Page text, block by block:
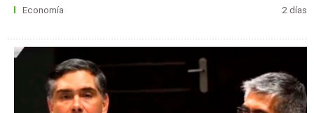
Economía 2 días